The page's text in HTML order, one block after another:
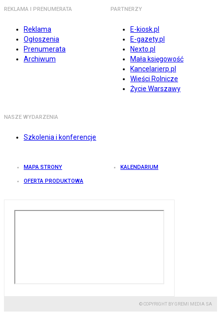
REKLAMA I PRENUMERATA
Reklama
Ogłoszenia
Prenumerata
Archiwum
PARTNERZY
E-kiosk.pl
E-gazety.pl
Nexto.pl
Mała księgowość
Kancelarierp.pl
Wieści Rolnicze
Życie Warszawy
NASZE WYDARZENIA
Szkolenia i konferencje
MAPA STRONY KALENDARIUM
OFERTA PRODUKTOWA
© COPYRIGHT BY GREMI MEDIA SA